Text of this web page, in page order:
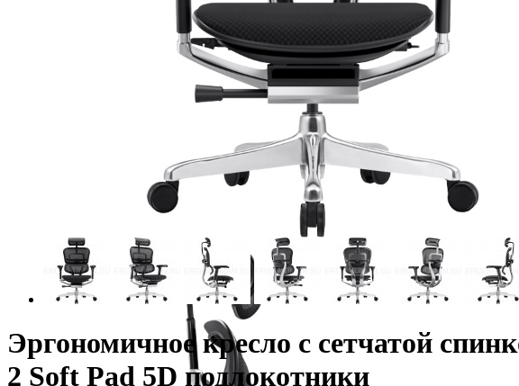
Эргономичное кресло с сетчатой
2 Soft Pad 5D подлокотники